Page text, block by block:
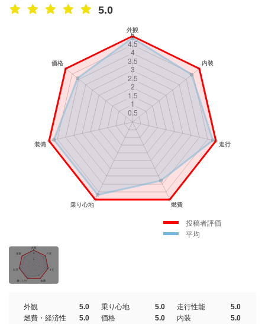
5.0
投稿者評価
平均
外観 5.0 乗り心地 5.0 走行性能
5.0
燃費・経済性
5.0 価格 5.0 内装
5.0